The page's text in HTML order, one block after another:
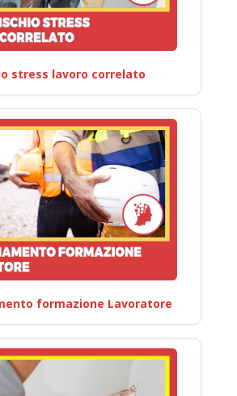
stress lavoro correlato
formazione Lavoratore